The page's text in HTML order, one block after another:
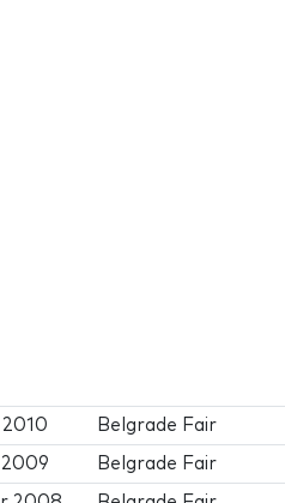
Belgrade Fair
2009 Belgrade Fair